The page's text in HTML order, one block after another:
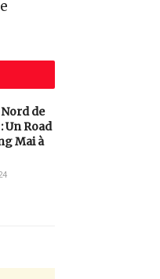
de
Un Road
Mai à